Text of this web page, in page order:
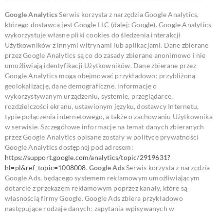
Google Analytics Serwis korzysta z narzędzia Google Analytics,
którego dostawcą jest Google LLC (dalej: Google). Google Analytics
wykorzystuje własne pliki cookies do śledzenia interakcji
Użytkowników z innymi witrynami lub aplikacjami. Dane zbierane
przez Google Analytics są co do zasady zbierane anonimowo i nie
umożliwiają identyfikacji Użytkowników. Dane zbierane przez
Google Analytics mogą obejmować przykładowo: przybliżoną
geolokalizację, dane demograficzne, informacje o
wykorzystywanym urządzeniu, systemie, przeglądarce,
rozdzielczości ekranu, ustawionym języku, dostawcy Internetu,
typie połączenia internetowego, a także o zachowaniu Użytkownika
w serwisie. Szczegółowe informacje na temat danych zbieranych
przez Google Analytics opisane zostały w polityce prywatności
Google Analytics dostępnej pod adresem:
https://support.google.com/analytics/topic/2919631?
hl=pl&ref_topic=1008008. Google AdsSerwis korzysta z narzędzia
Google Ads, będącego systemem reklamowym umożliwiającym
dotarcie z przekazem reklamowym poprzez kanały, które są
własnością firmy Google. Google Ads zbiera przykładowo
następujące rodzaje danych: zapytania wpisywanych w